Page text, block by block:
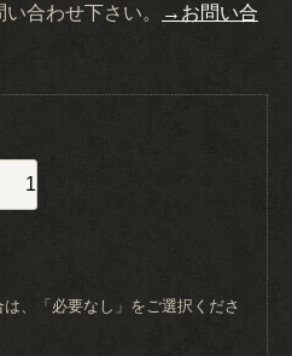
合わせ下さい。
→お問い合
、「必要なし」をご選択くださ